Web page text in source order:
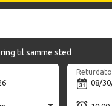
til samme sted
Returdato